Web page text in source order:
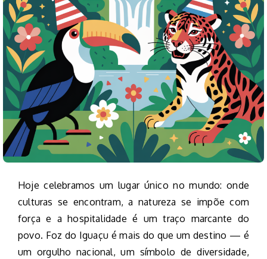
Hoje celebramos um lugar único no mundo: onde
culturas se encontram, a natureza se impõe com
força e a hospitalidade é um traço marcante do
povo. Foz do Iguaçu é mais do que um destino — é
um orgulho nacional, um símbolo de diversidade,